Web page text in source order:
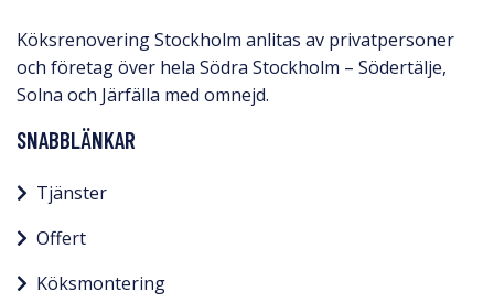
Köksrenovering Stockholm anlitas av privatpersoner
och företag över hela Södra Stockholm – Södertälje,
Solna och Järfälla med omnejd.​
SNABBLÄNKAR
Tjänster
Offert
Köksmontering